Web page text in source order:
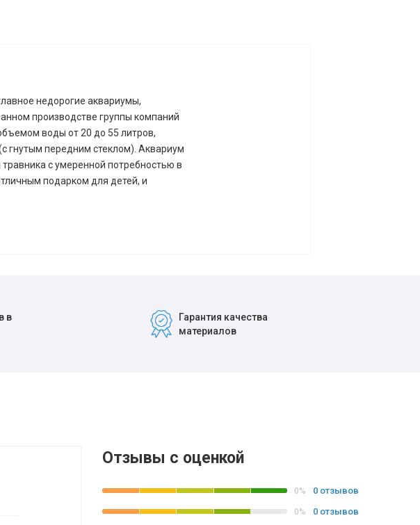
недорогие аквариумы,
производстве группы компаний
воды от 20 до 55 литров,
гнутым передним стеклом). Аквариум
с умеренной потребностью в
подарком для детей, и
в
Гарантия качества
материалов
Отзывы с оценкой
0% 0 отзывов
0% 0 отзывов